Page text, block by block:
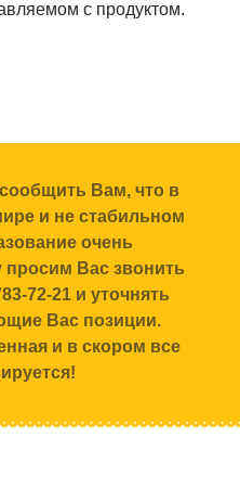
с продуктом.
Вам, что в
и не стабильном
очень
Вас звонить
72-21 и уточнять
Вас позиции.
и в скором все